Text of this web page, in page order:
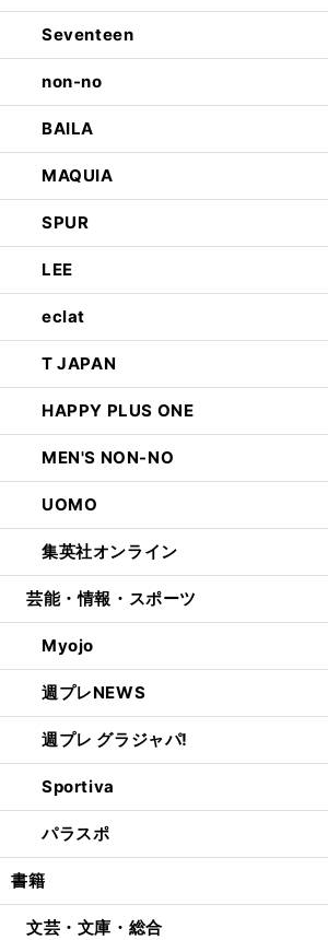
Seventeen
non-no
BAILA
MAQUIA
SPUR
LEE
eclat
T JAPAN
HAPPY PLUS ONE
MEN'S NON-NO
UOMO
集英社オンライン
芸能・情報・スポーツ
Myojo
週プレNEWS
週プレ グラジャパ!
Sportiva
パラスポ
書籍
文芸・文庫・総合